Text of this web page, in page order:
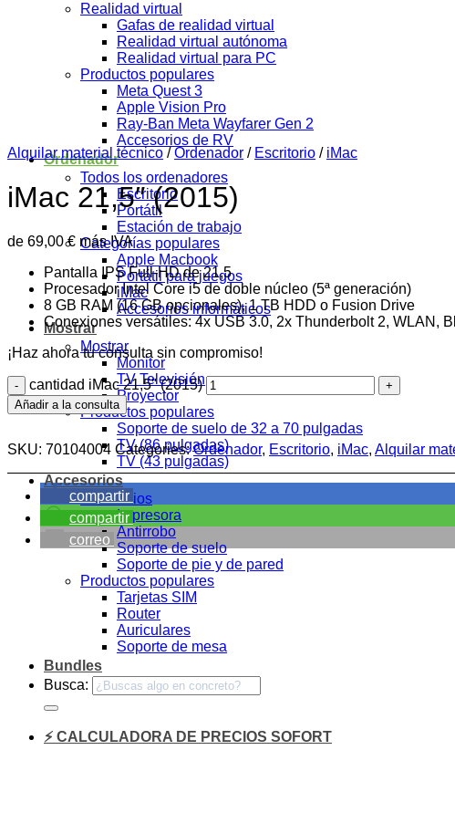
Realidad virtual
Gafas de realidad virtual
Realidad virtual autónoma
Realidad virtual para PC
Productos populares
Meta Quest 3
Apple Vision Pro
Ray-Ban Meta Wayfarer Gen 2
Accesorios de RV
Ordenador
Todos los ordenadores
Escritorio
Portátil
Estación de trabajo
Categorías populares
Apple Macbook
Portátil para juegos
iMac
Accesorios informáticos
Mostrar
Mostrar
Monitor
TV Televisión
Proyector
Productos populares
Soporte de suelo de 32 a 70 pulgadas
TV (86 pulgadas)
TV (43 pulgadas)
Accesorios
Accesorios
Impresora
Antirrobo
Soporte de suelo
Soporte de pie y de pared
Productos populares
Tarjetas SIM
Router
Auriculares
Soporte de mesa
Bundles
Busca:
⚡ CALCULADORA DE PRECIOS SOFORT
Alquilar material técnico / Ordenador / Escritorio / iMac
iMac 21,5″ (2015)
de 69,00€ más IVA
Pantalla IPS Full-HD de 21,5
Procesador Intel Core i5 de doble núcleo (5ª generación)
8 GB RAM (16 GB opcionales), 1 TB HDD o Fusion Drive
Conexiones versátiles: 4x USB 3.0, 2x Thunderbolt 2, WLAN,
¡Haz ahora tu consulta sin compromiso!
cantidad iMac 21,5" (2015)
Añadir a la consulta
SKU: 70104004 Categories:Ordenador, Escritorio, iMac, Alquilar
compartir
compartir
correo